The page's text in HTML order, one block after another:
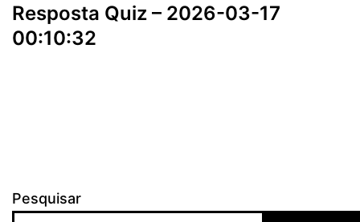
Resposta Quiz – 2026-03-17
00:10:32
Pesquisar